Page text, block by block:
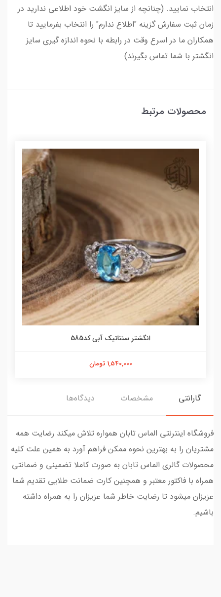
انتخاب نمایید. (چنانچه از سایز انگشت خود اطلاعی ندارید در
زمان ثبت سفارش گزینه "اطلاع ندارم" را انتخاب بفرمایید تا
همکاران ما در اسرع وقت در رابطه با نحوه اندازه گیری سایز
انگشتر با شما تماس بگیرند)
محصولات مرتبط
انگشتر سنتاتیک آبی کد585
1,540,000 تومان
گارانتی مشخصات دیدگاه‌ها
فروشگاه اینترنتی الماس تابان همواره تلاش میکند رضایت همه
مشتریان را به بهترین نحوه ممکن فراهم آورد به همین علت کلیه
محصولات گالری الماس تابان به صورت کاملا تضمینی و ضمانتی
همراه با فاکتور معتبر و همچنین کارت ضمانت طلایی تقدیم شما
عزیزان میشود تا رضایت خاطر شما عزیزان را به همراه داشته
باشیم.